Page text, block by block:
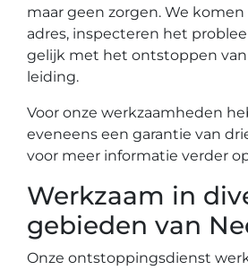
maar geen zorgen. We
adres, inspecteren het
gelijk met het ontstoppen
leiding.
Voor onze werkzaamheden
eveneens een garantie van
voor meer informatie verder
Werkzaam in
gebieden van
Onze ontstoppingsdienst